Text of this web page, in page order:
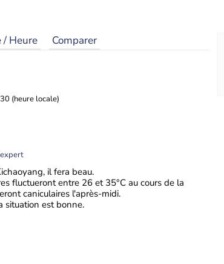
/ Heure Comparer
(heure locale)
il fera beau.
fluctueront entre 26 et 35°C au cours de la
caniculaires l'après-midi.
situation est bonne.